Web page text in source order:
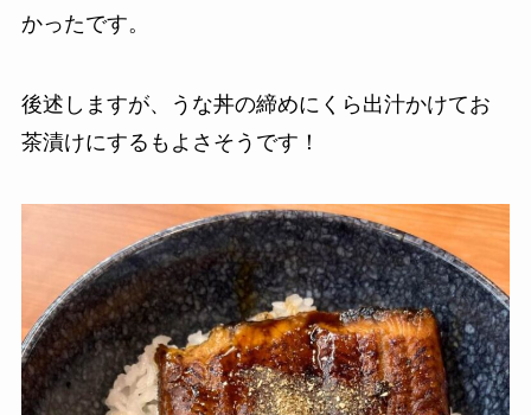
かったです。
後述しますが、うな丼の締めにくら出汁かけてお
茶漬けにするもよさそうです！